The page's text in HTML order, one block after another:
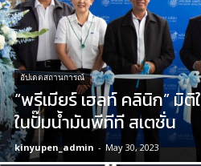
อัปเดตสถานการณ์
“พรีเมียร์ เฮลท์ คลินิก” มิ
ในปั๊มน้ำมันพีทีที สเตชั่น
kinyupen_admin - May 30, 2023